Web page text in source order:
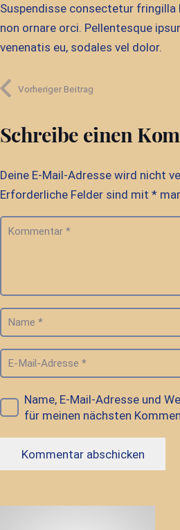
Suspendisse consectetur fringilla
non ornare orci. Pellentesque
venenatis eu, sodales vel dolor.
Vorheriger Beitrag
Schreibe einen
Deine E-Mail-Adresse wird nicht
Erforderliche Felder sind mit *
Name, E-Mail-Adresse und
für meinen nächsten
Kommentar abschicken